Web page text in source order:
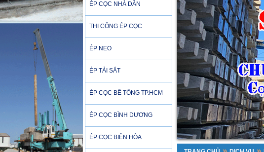
ÉP CỌC NHÀ DÂN
THI CÔNG ÉP CỌC
ÉP NEO
ÉP TẢI SẮT
ÉP CỌC BÊ TÔNG TP.HCM
ÉP CỌC BÌNH DƯƠNG
ÉP CỌC BIÊN HÒA